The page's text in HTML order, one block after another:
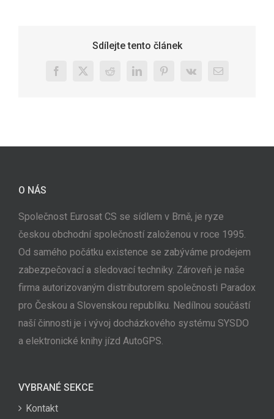
Sdílejte tento článek
Facebook
X RedditLinkedInPinterest
Vk
E-
O NÁS
Společnost Eurosat CS se sídlem v Brně, je ryze
českou obchodní společností založenou v roce 1995.
Od samého počátku existence se zabýváme prodejem
zabezpečovací a sledovací techniky. Zároveň je naše
firma autorizovaným distributorem společnosti Paradox
pro Českou a Slovenskou republiku. Nedílnou součástí
naší činnosti je i vývoj docházkového systému SYSDO
a elektronické knihy jízd AutoGPS.
VYBRANÉ SEKCE
Kontakt